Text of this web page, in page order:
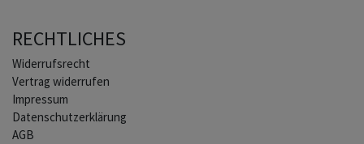
RECHTLICHES
Widerrufs­recht
Vertrag widerrufen
Impressum
Daten­schutz­erklärung
AGB